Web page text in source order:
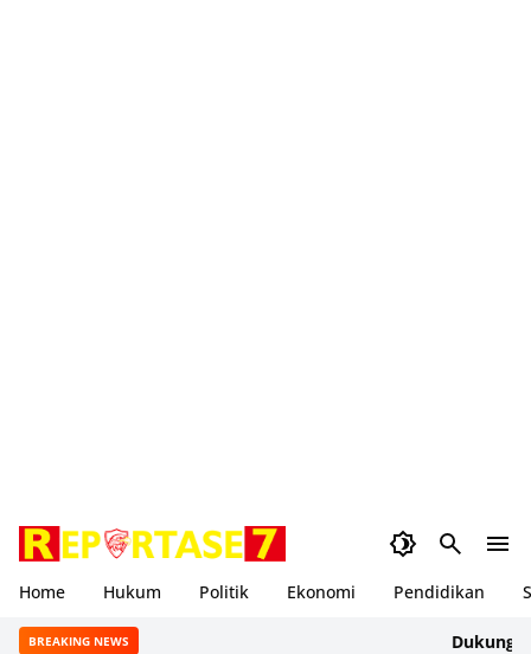
Home Hukum Politik Ekonomi Pendidikan
BREAKING NEWS Dukung